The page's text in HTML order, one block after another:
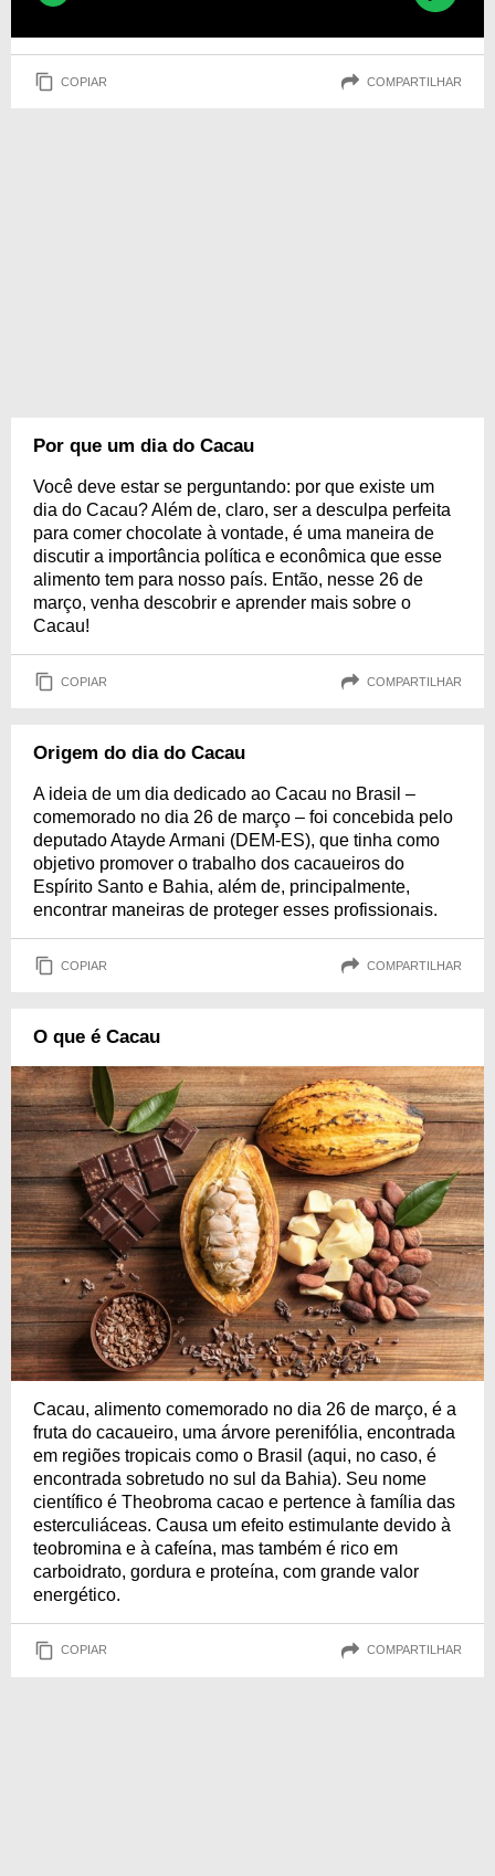
COPIAR COMPARTILHAR
Por que um dia do Cacau
Você deve estar se perguntando: por que existe um
dia do Cacau? Além de, claro, ser a desculpa perfeita
para comer chocolate à vontade, é uma maneira de
discutir a importância política e econômica que esse
alimento tem para nosso país. Então, nesse 26 de
março, venha descobrir e aprender mais sobre o
Cacau!
COPIAR COMPARTILHAR
Origem do dia do Cacau
A ideia de um dia dedicado ao Cacau no Brasil –
comemorado no dia 26 de março – foi concebida pelo
deputado Atayde Armani (DEM-ES), que tinha como
objetivo promover o trabalho dos cacaueiros do
Espírito Santo e Bahia, além de, principalmente,
encontrar maneiras de proteger esses profissionais.
COPIAR COMPARTILHAR
O que é Cacau
Cacau, alimento comemorado no dia 26 de março, é a
fruta do cacaueiro, uma árvore perenifólia, encontrada
em regiões tropicais como o Brasil (aqui, no caso, é
encontrada sobretudo no sul da Bahia). Seu nome
científico é Theobroma cacao e pertence à família das
esterculiáceas. Causa um efeito estimulante devido à
teobromina e à cafeína, mas também é rico em
carboidrato, gordura e proteína, com grande valor
energético.
COPIAR COMPARTILHAR